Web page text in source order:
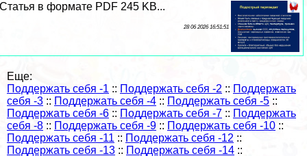
Статья в формате PDF 245 KB...
28 06 2026 16:51:51
Еще:
Поддержать себя -1 :: Поддержать себя -2 :: Поддержать
себя -3 :: Поддержать себя -4 :: Поддержать себя -5 ::
Поддержать себя -6 :: Поддержать себя -7 :: Поддержать
себя -8 :: Поддержать себя -9 :: Поддержать себя -10 ::
Поддержать себя -11 :: Поддержать себя -12 ::
Поддержать себя -13 :: Поддержать себя -14 ::